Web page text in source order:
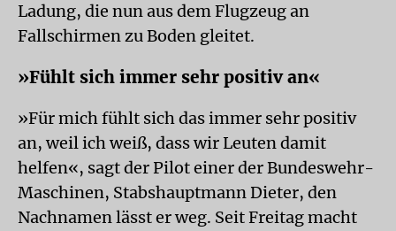
Ladung, die nun aus dem Flugzeug an
Fallschirmen zu Boden gleitet.
»Fühlt sich immer sehr positiv an«
»Für mich fühlt sich das immer sehr positiv
an, weil ich weiß, dass wir Leuten damit
helfen«, sagt der Pilot einer der Bundeswehr-
Maschinen, Stabshauptmann Dieter, den
Nachnamen lässt er weg. Seit Freitag macht